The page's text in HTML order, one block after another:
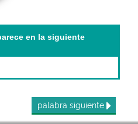
en la siguiente
palabra siguiente